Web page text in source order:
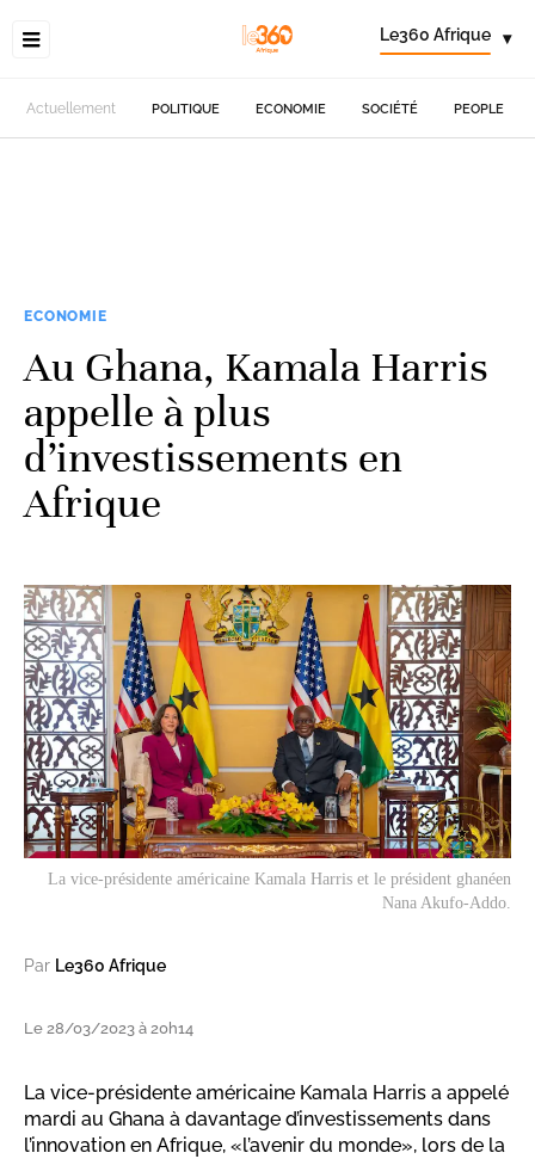
Le360 Afrique ▾
Actuellement POLITIQUE ECONOMIE SOCIÉTÉ PEOPLE
ECONOMIE
Au Ghana, Kamala Harris
appelle à plus
d’investissements en
Afrique
La vice-présidente américaine Kamala Harris et le président ghanéen
Nana Akufo-Addo.
Par Le360 Afrique
Le 28/03/2023 à 20h14
La vice-présidente américaine Kamala Harris a appelé
mardi au Ghana à davantage d’investissements dans
l’innovation en Afrique, «l’avenir du monde», lors de la